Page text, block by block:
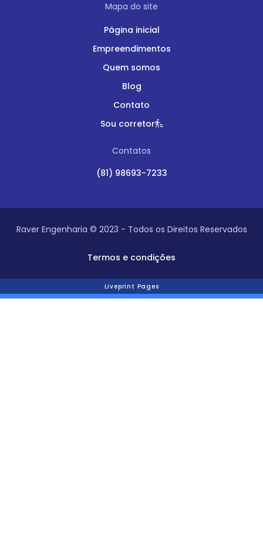
Mapa do site
Página inicial
Empreendimentos
Quem somos
Blog
Contato
Sou corretor
Contatos
(81) 98693-7233
Raver Engenharia © 2023 - Todos os Direitos Reservados
Termos e condições
Liveprint Pages